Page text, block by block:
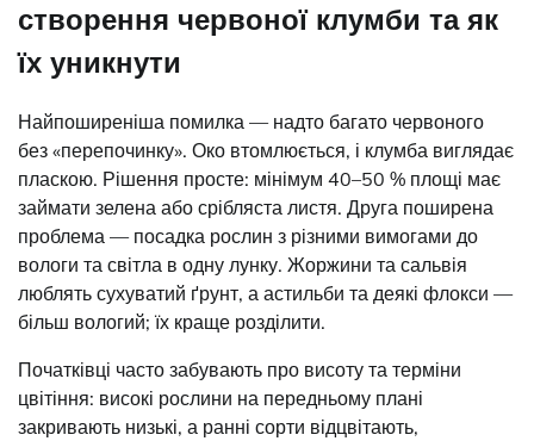
створення червоної клумби та як
їх уникнути
Найпоширеніша помилка — надто багато червоного
без «перепочинку». Око втомлюється, і клумба виглядає
пласкою. Рішення просте: мінімум 40–50 % площі має
займати зелена або срібляста листя. Друга поширена
проблема — посадка рослин з різними вимогами до
вологи та світла в одну лунку. Жоржини та сальвія
люблять сухуватий ґрунт, а астильби та деякі флокси —
більш вологий; їх краще розділити.
Початківці часто забувають про висоту та терміни
цвітіння: високі рослини на передньому плані
закривають низькі, а ранні сорти відцвітають,